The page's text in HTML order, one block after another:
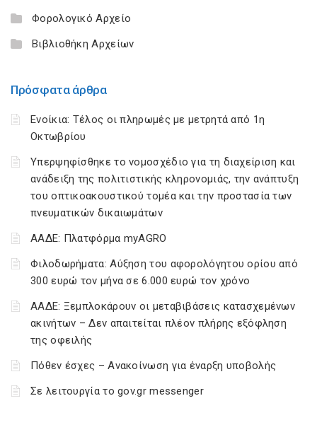
Φορολογικό Αρχείο
Βιβλιοθήκη Αρχείων
Πρόσφατα άρθρα
Ενοίκια: Τέλος οι πληρωμές με μετρητά από 1η
Οκτωβρίου
Υπερψηφίσθηκε το νομοσχέδιο για τη διαχείριση και
ανάδειξη της πολιτιστικής κληρονομιάς, την ανάπτυξη
του οπτικοακουστικού τομέα και την προστασία των
πνευματικών δικαιωμάτων
ΑΑΔΕ: Πλατφόρμα myAGRO
Φιλοδωρήματα: Αύξηση του αφορολόγητου ορίου από
300 ευρώ τον μήνα σε 6.000 ευρώ τον χρόνο
ΑΑΔΕ: Ξεμπλοκάρουν οι μεταβιβάσεις κατασχεμένων
ακινήτων – Δεν απαιτείται πλέον πλήρης εξόφληση
της οφειλής
Πόθεν έσχες – Ανακοίνωση για έναρξη υποβολής
Σε λειτουργία το gov.gr messenger